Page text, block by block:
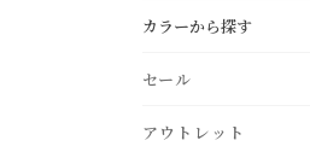
KITCHEN キッチン
STUDY
BEDROOM
MODERN モダン
INDUSTRIAL
VINTAGE ヴィンテージ
teak
カラーから探す
black
セール
アウトレット